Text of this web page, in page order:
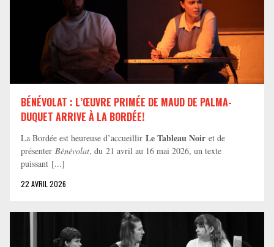
BÉNÉVOLAT : L’ŒUVRE PRIMÉE DE MAUD DE PALMA-
DUQUET ARRIVE À LA BORDÉE!
La Bordée est heureuse d’accueillir Le Tableau Noir et de
présenter Bénévolat, du 21 avril au 16 mai 2026, un texte
puissant [...]
22 AVRIL 2026